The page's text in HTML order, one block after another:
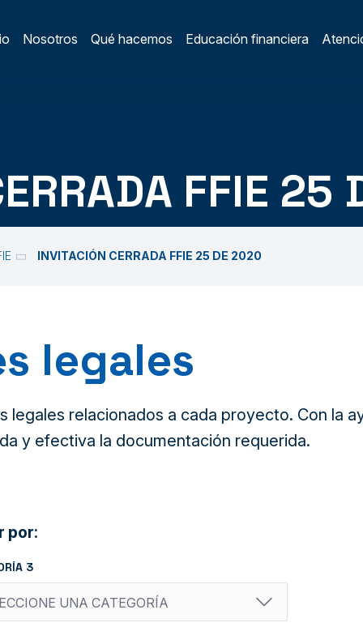
Menu
Nosotros Qué hacemos Educación financiera
FFIE 25
INVITACIÓN CERRADA FFIE 25 DE 2020
legales
legales relacionados a cada proyecto. Con la
y efectiva la documentación requerida.
por:
3